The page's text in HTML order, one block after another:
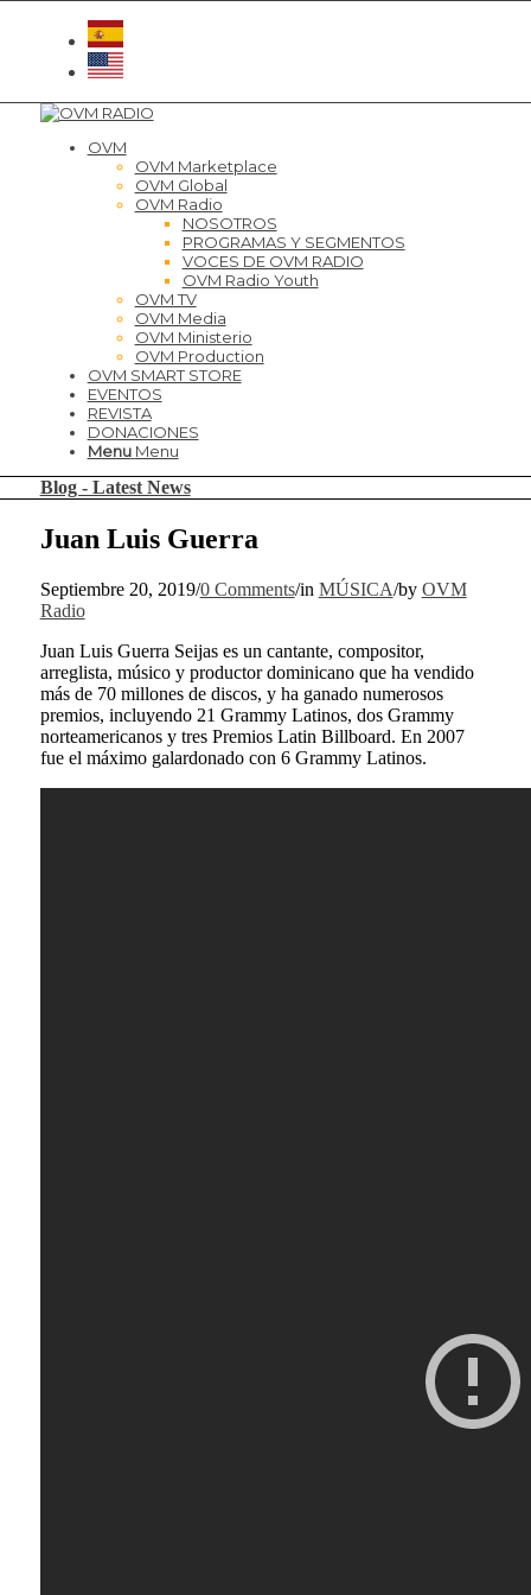
OVM
OVM Marketplace
OVM Global
OVM Radio
NOSOTROS
PROGRAMAS Y SEGMENTOS
VOCES DE OVM RADIO
OVM Radio Youth
OVM TV
OVM Media
OVM Ministerio
OVM Production
OVM SMART STORE
EVENTOS
REVISTA
DONACIONES
Menu Menu
Blog - Latest News
Juan Luis Guerra
Septiembre 20, 2019/0 Comments/in MÚSICA/by OVM
Radio
Juan Luis Guerra Seijas es un cantante, compositor,
arreglista, músico y productor dominicano que ha vendido
más de 70 millones de discos, ​y ha ganado numerosos
premios, incluyendo 21 Grammy Latinos, dos Grammy
norteamericanos y tres Premios Latin Billboard. En 2007
fue el máximo galardonado con 6 Grammy Latinos.